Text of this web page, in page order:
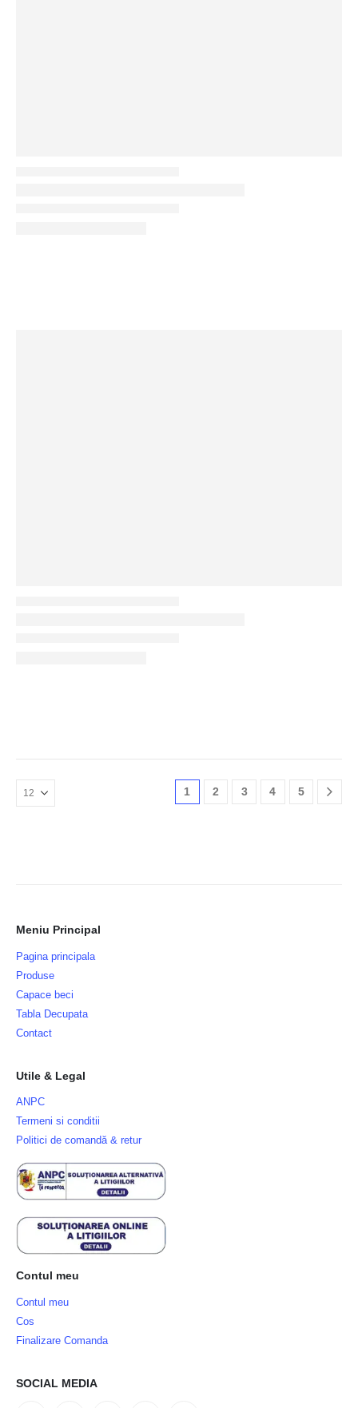
1 2 3 4 5
Meniu Principal
Pagina principala
Produse
Capace beci
Tabla Decupata
Contact
Utile & Legal
ANPC
Termeni si conditii
Politici de comandă & retur
Contul meu
Contul meu
Cos
Finalizare Comanda
SOCIAL MEDIA